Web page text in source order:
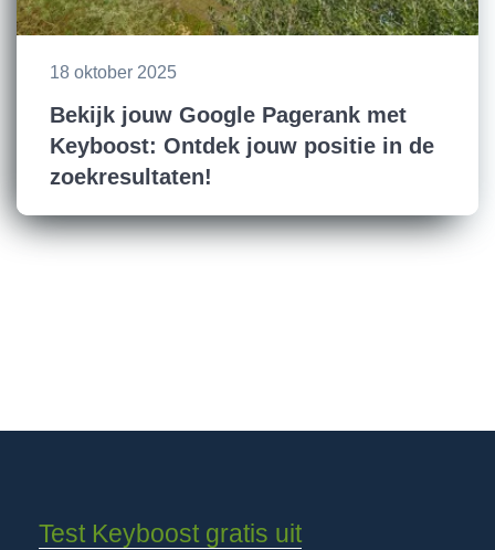
18 oktober 2025
Bekijk jouw Google Pagerank met
Keyboost: Ontdek jouw positie in de
zoekresultaten!
Test Keyboost gratis uit